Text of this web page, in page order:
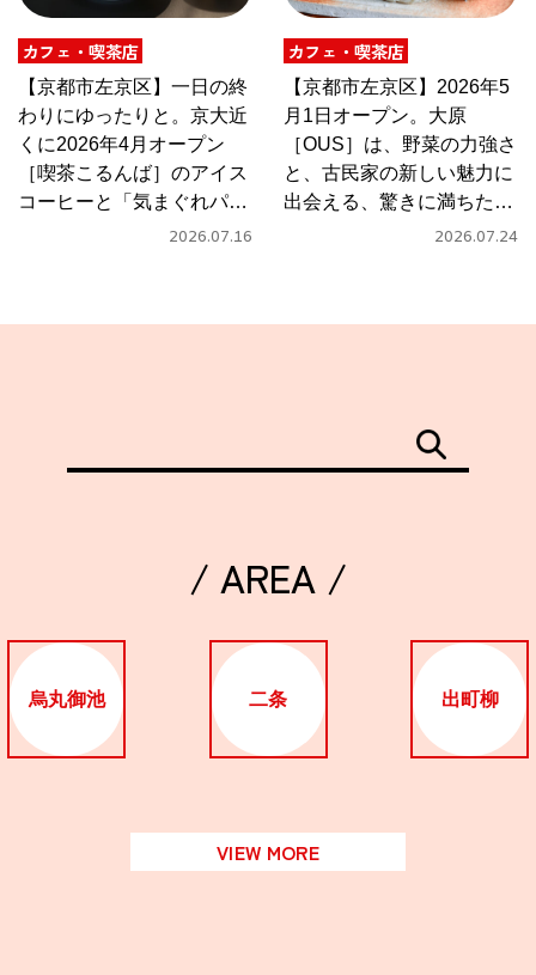
カフェ・喫茶店
【京都市左京区】一日の終
わりにゆったりと。京大近
くに2026年4月オープン
［喫茶こるんば］のアイス
コーヒーと「気まぐれパス
2026.07.16
カフェ・喫茶店
【京都市左京区】2026年5
月1日オープン。大原
［OUS］は、野菜の力強さ
と、古民家の新しい魅力に
出会える、驚きに満ちたカ
2026.07.24
/ AREA /
烏丸御池 二条 出町柳
VIEW MORE